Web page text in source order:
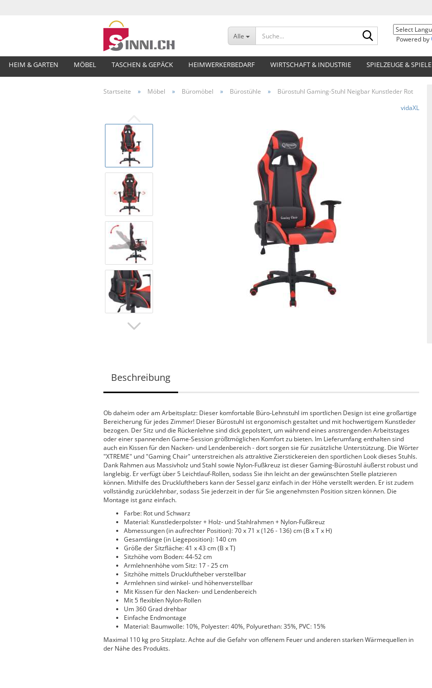
Alle
Suche...
Powered by
HEIM & GARTEN MÖBEL TASCHEN & GEPÄCK HEIMWERKERBEDARF WIRTSCHAFT & INDUSTRIE SPIELZEUGE & SPIELE
Startseite » Möbel » Büromöbel » Bürostühle »
Bürostuhl Gaming-Stuhl Neigbar Kunstleder Rot
vidaXL
Beschreibung
Ob daheim oder am Arbeitsplatz: Dieser komfortable Büro-Lehnstuhl im sportlichen Design ist eine großartige
Bereicherung für jedes Zimmer! Dieser Bürostuhl ist ergonomisch gestaltet und mit hochwertigem Kunstleder
bezogen. Der Sitz und die Rückenlehne sind dick gepolstert, um während eines anstrengenden Arbeitstages
oder einer spannenden Game-Session größtmöglichen Komfort zu bieten. Im Lieferumfang enthalten sind
auch ein Kissen für den Nacken- und Lendenbereich - dort sorgen sie für zusätzliche Unterstützung. Die Wörter
"XTREME" und "Gaming Chair" unterstreichen als attraktive Zierstickereien den sportlichen Look dieses Stuhls.
Dank Rahmen aus Massivholz und Stahl sowie Nylon-Fußkreuz ist dieser Gaming-Bürostuhl äußerst robust und
langlebig. Er verfügt über 5 Leichtlauf-Rollen, sodass Sie ihn leicht an der gewünschten Stelle platzieren
können. Mithilfe des Drucklufthebers kann der Sessel ganz einfach in der Höhe verstellt werden. Er ist zudem
vollständig zurücklehnbar, sodass Sie jederzeit in der für Sie angenehmsten Position sitzen können. Die
Montage ist ganz einfach.
Farbe: Rot und Schwarz
Material: Kunstlederpolster + Holz- und Stahlrahmen + Nylon-Fußkreuz
Abmessungen (in aufrechter Position): 70 x 71 x (126 - 136) cm (B x T x H)
Gesamtlänge (in Liegeposition): 140 cm
Größe der Sitzfläche: 41 x 43 cm (B x T)
Sitzhöhe vom Boden: 44-52 cm
Armlehnenhöhe vom Sitz: 17 - 25 cm
Sitzhöhe mittels Druckluftheber verstellbar
Armlehnen sind winkel- und höhenverstellbar
Mit Kissen für den Nacken- und Lendenbereich
Mit 5 flexiblen Nylon-Rollen
Um 360 Grad drehbar
Einfache Endmontage
Material: Baumwolle: 10%, Polyester: 40%, Polyurethan: 35%, PVC: 15%
Maximal 110 kg pro Sitzplatz. Achte auf die Gefahr von offenem Feuer und anderen starken Wärmequellen in
der Nähe des Produkts.